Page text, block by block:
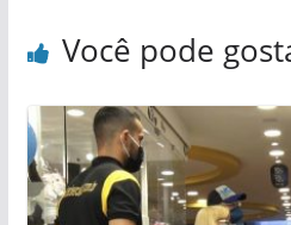
Você pode